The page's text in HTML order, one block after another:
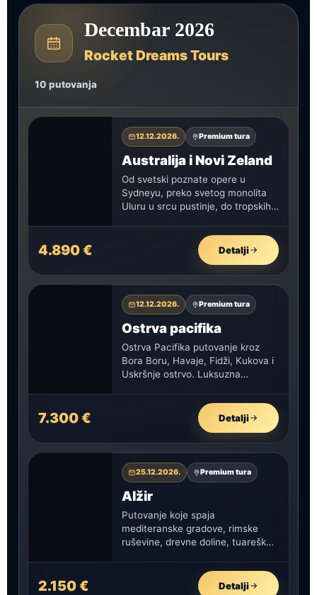
Decembar 2026
Rocket Dreams Tours
10 putovanja
12.12.2026. Premium tura
Australija i Novi Zeland
Od svetski poznate opere u
Sydneyu, preko svetog monolita
Uluru u srcu pustinje, do tropskih
4.890 € Detalji
12.12.2026. Premium tura
Ostrva pacifika
Ostrva Pacifika putovanje kroz
Bora Boru, Havaje, Fidži, Kukova i
Uskršnje ostrvo. Luksuzna
7.300 € Detalji
25.12.2026. Premium tura
Alžir
Putovanje koje spaja
mediteranske gradove, rimske
ruševine, drevne doline, tuarešku
jednoj pažljivo osmišljenoj,
vizuelno snažnoj…
2.150 € Detalji